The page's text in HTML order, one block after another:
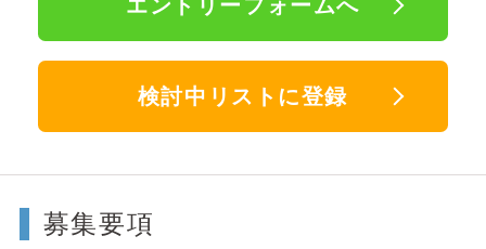
エントリーフォームへ
検討中リストに登録
募集要項